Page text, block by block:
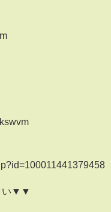
い▼▼